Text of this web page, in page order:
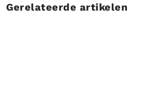
Gerelateerde artikelen